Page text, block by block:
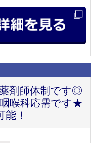
薬剤師体制です◎
喉科応需です★
能！